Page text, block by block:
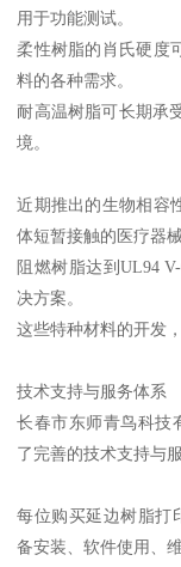
用于功能测试。
柔性树脂的肖氏硬度
料的各种需求。
耐高温树脂可长期承
境。
近期推出的生物相容
体短暂接触的医疗器
阻燃树脂达到UL94
决方案。
这些特种材料的开发
技术支持与服务体系
长春市东师青鸟科技
了完善的技术支持与
每位购买延边树脂打
备安装、软件使用、